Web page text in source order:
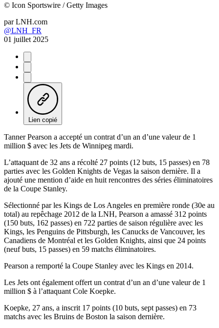
© Icon Sportswire / Getty Images
par LNH.com
@LNH_FR
01 juillet 2025
Lien copié
Tanner Pearson a accepté un contrat d’un an d’une valeur de 1
million $ avec les Jets de Winnipeg mardi.
L’attaquant de 32 ans a récolté 27 points (12 buts, 15 passes) en 78
parties avec les Golden Knights de Vegas la saison dernière. Il a
ajouté une mention d’aide en huit rencontres des séries éliminatoires
de la Coupe Stanley.
Sélectionné par les Kings de Los Angeles en première ronde (30e au
total) au repêchage 2012 de la LNH, Pearson a amassé 312 points
(150 buts, 162 passes) en 722 parties de saison régulière avec les
Kings, les Penguins de Pittsburgh, les Canucks de Vancouver, les
Canadiens de Montréal et les Golden Knights, ainsi que 24 points
(neuf buts, 15 passes) en 59 matchs éliminatoires.
Pearson a remporté la Coupe Stanley avec les Kings en 2014.
Les Jets ont également offert un contrat d’un an d’une valeur de 1
million $ à l’attaquant Cole Koepke.
Koepke, 27 ans, a inscrit 17 points (10 buts, sept passes) en 73
matchs avec les Bruins de Boston la saison dernière.